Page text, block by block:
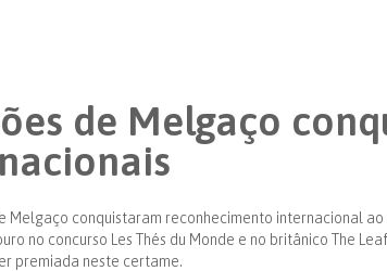
de Melgaço
Melgaço conquistaram reconhecimento internacional
no concurso Les Thés du Monde e no britânico The
premiada neste certame.